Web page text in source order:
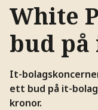
White
bud
It-
ett bud på it-
kronor.